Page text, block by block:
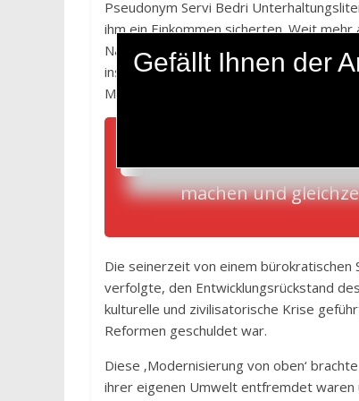
Pseudonym Servi Bedri
ihm ein Einkommen sicherten. Weit
Namen veröffentlichte. Darin
insbesondere die Beziehung zwischen
Modernisierung der Türkei.
Peyami Safa
machen und
Die seinerzeit von einem
verfolgte, den Entwicklungsrückstand
kulturelle und zivilisatorische Krise
Reformen geschuldet war.
Diese ‚Modernisierung von oben‘
ihrer eigenen Umwelt entfremdet waren
Gefällt Ihnen der